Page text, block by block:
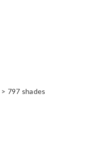
> 797 shades